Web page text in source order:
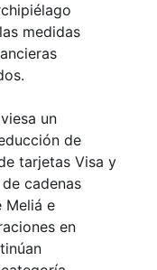
medidas
un
de
tarjetas Visa y
cadenas
Meliá e
en